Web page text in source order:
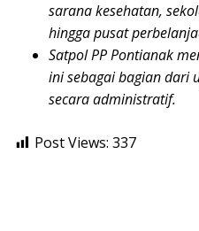
sarana kesehatan,
hingga pusat
Satpol PP Pontianak
ini sebagai bagian dari
secara administratif.
Post Views: 337